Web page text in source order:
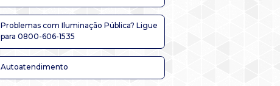
Problemas com Iluminação Pública? Ligue
para 0800-606-1535
Autoatendimento